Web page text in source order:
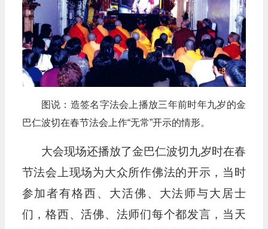
图说：造签名字法会上播放三年前时年九岁的金
巴仁波切在春节法会上作“无常”开示的情形。
大会现场还播放了金巴仁波切九岁时在春
节法会上现场为大众所作佛法的开示，当时
参加者有格西、大活佛、大法师与大居士
们，格西、活佛、法师们每个都发言，当天